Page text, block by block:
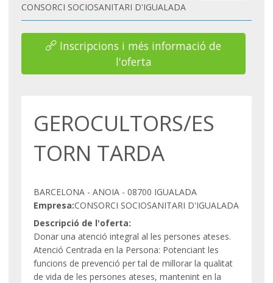
CONSORCI SOCIOSANITARI D'IGUALADA
Inscripcions i més informació de
l'oferta
GEROCULTORS/ES
TORN TARDA
BARCELONA - ANOIA - 08700 IGUALADA
Empresa:CONSORCI SOCIOSANITARI D'IGUALADA
Descripció de l'oferta:
Donar una atenció integral al les persones ateses.
Atenció Centrada en la Persona: Potenciant les
funcions de prevenció per tal de millorar la qualitat
de vida de les persones ateses, mantenint en la